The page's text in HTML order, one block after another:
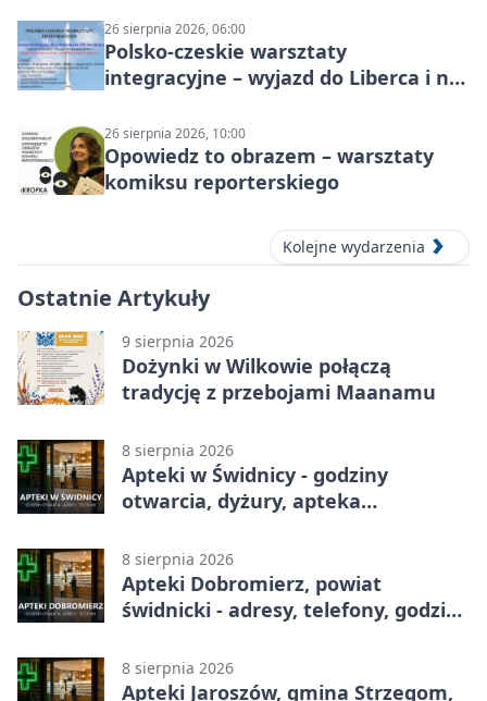
26 sierpnia 2026, 06:00
Polsko-czeskie warsztaty
integracyjne – wyjazd do Liberca i na
26 sierpnia 2026, 10:00
Opowiedz to obrazem – warsztaty
komiksu reporterskiego
Kolejne wydarzenia
Ostatnie Artykuły
9 sierpnia 2026
Dożynki w Wilkowie połączą
tradycję z przebojami Maanamu
8 sierpnia 2026
Apteki w Świdnicy - godziny
otwarcia, dyżury, apteka
8 sierpnia 2026
Apteki Dobromierz, powiat
świdnicki - adresy, telefony, godziny
8 sierpnia 2026
Apteki Jaroszów, gmina Strzegom,